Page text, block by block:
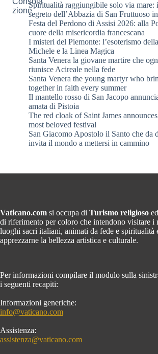
Spiritualità raggiungibile solo via mare:
segreto dell’Abbazia di San Fruttuoso
Festa del Perdono di Assisi 2026: alla
cuore della misericordia francescana
I misteri del Piemonte: l’esoterismo
Michele e la Linea Magica
Santa Venera la giovane martire che
riunisce Acireale nella fede
Santa Venera the young martyr who
together in faith every summer
Il mantello rosso di San Jacopo
amata di Pistoia
The red cloak of Saint James announces
most beloved festival
San Giacomo Apostolo il Santo che da
invita il mondo a mettersi in cammino
Vaticano.com si occupa di Turismo religioso
di riferimento per coloro che intendono visitare i
luoghi sacri italiani, animati da fede e spiritualità
apprezzarne la bellezza artistica e culturale.
Per informazioni compilare il modulo sulla
i seguenti recapiti:
Informazioni generiche:
info@vaticano.com
Assistenza:
assistenza@vaticano.com